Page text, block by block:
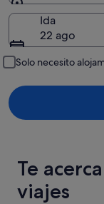
Destino
Ida
22 ago
Solo necesito
Te
viajes